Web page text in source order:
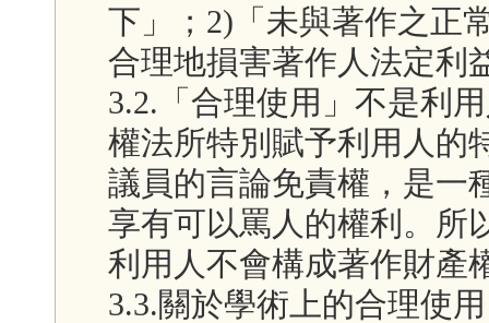
下」；2)「未與著作之正
合理地損害著作人法定利
3.2.「合理使用」不是利
權法所特別賦予利用人的
議員的言論免責權，是一
享有可以罵人的權利。所
利用人不會構成著作財產
3.3.關於學術上的合理使